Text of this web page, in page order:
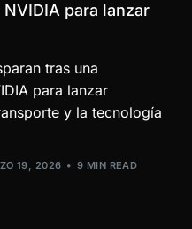
para lanzar
tras una
para lanzar
y la tecnología
19, 2026 9 MIN READ